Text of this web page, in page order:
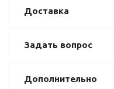
Доставка
Задать вопрос
Дополнительно